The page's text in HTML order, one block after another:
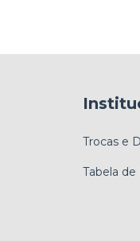
Trocas e
Tabela de